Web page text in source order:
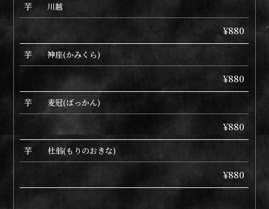
芋 川越
¥880
芋 神座(かみくら)
¥880
芋 麦冠(ばっかん)
¥880
芋 杜翁(もりのおきな)
¥880